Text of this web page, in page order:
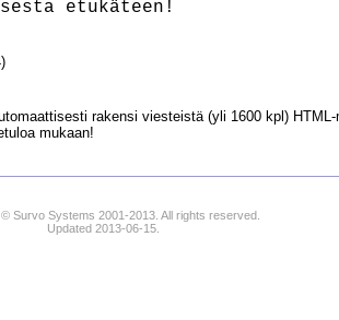
rakensi viesteistä (yli 1600 kpl)
mukaan!
Survo Systems 2001-2013. All rights reserved.
Updated 2013-06-15.